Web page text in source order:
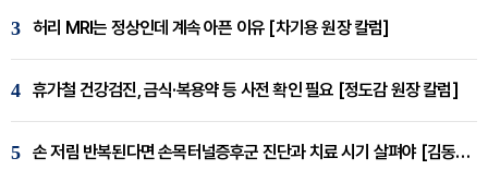
3 허리 MRI는 정상인데 계속 아픈 이유 [차기용 원장 칼럼]
4 휴가철 건강검진, 금식·복용약 등 사전 확인 필요 [정도감 원장 칼럼]
5 손 저림 반복된다면 손목터널증후군 진단과 치료 시기 살펴야 [김동현 원장 칼럼]